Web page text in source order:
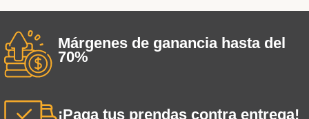
Márgenes de ganancia hasta del
70%
¡Paga tus prendas contra entrega!